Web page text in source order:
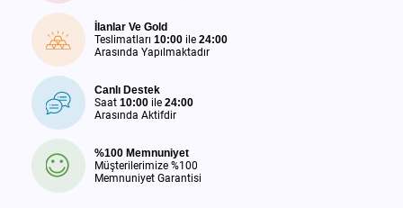
İlanlar Ve Gold
Teslimatları 10:00 ile 24:00
Arasında Yapılmaktadır
Canlı Destek
Saat 10:00 ile 24:00
Arasında Aktifdir
%100 Memnuniyet
Müşterilerimize %100
Memnuniyet Garantisi